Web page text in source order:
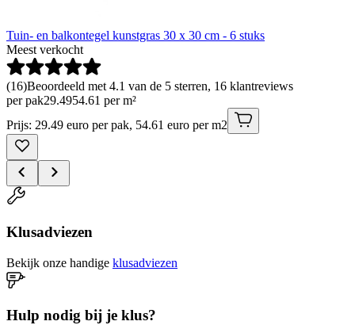
Tuin- en balkontegel kunstgras 30 x 30 cm - 6 stuks
Meest verkocht
(16)Beoordeeld met 4.1 van de 5 sterren, 16 klantreviews
per pak29.4954.61 per m²
Prijs: 29.49 euro per pak, 54.61 euro per m2
Klusadviezen
Bekijk onze handige klusadviezen
Hulp nodig bij je klus?